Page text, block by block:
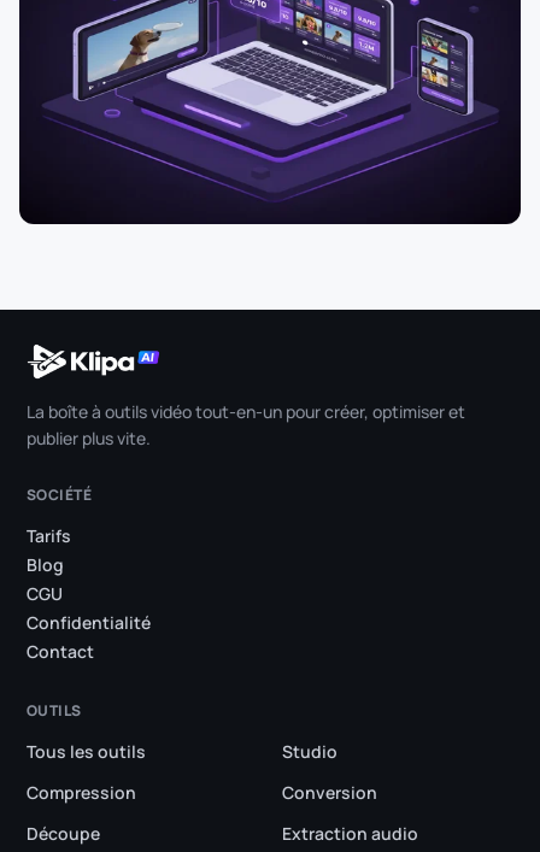
La boîte à outils vidéo tout-en-un pour créer, optimiser et
publier plus vite.
SOCIÉTÉ
Tarifs
Blog
CGU
Confidentialité
Contact
OUTILS
Tous les outils
Studio
Compression
Conversion
Découpe
Extraction audio